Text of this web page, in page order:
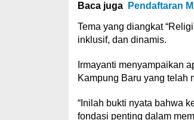
Baca juga Pendaftaran
Tema yang diangkat
inklusif, dan dinamis.
Irmayanti menyampaikan
Kampung Baru yang telah
“Inilah bukti nyata bahwa
fondasi penting dalam